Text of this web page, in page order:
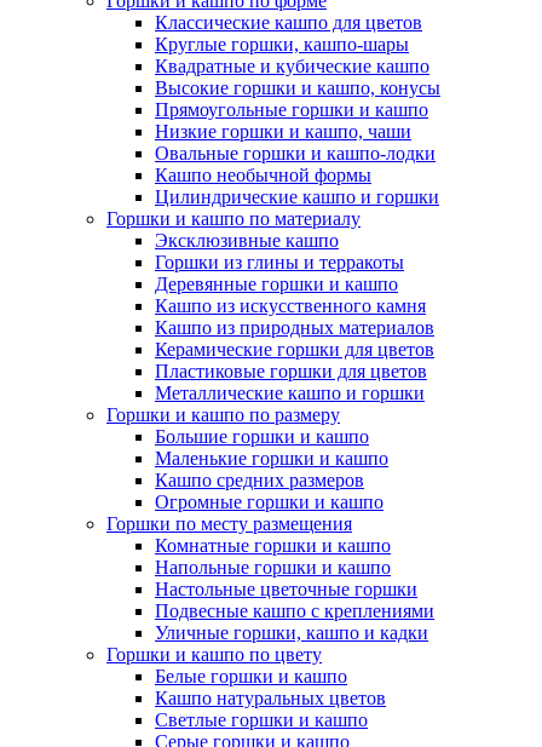
Классические кашпо для цветов
Круглые горшки, кашпо-шары
Квадратные и кубические кашпо
Высокие горшки и кашпо, конусы
Прямоугольные горшки и кашпо
Низкие горшки и кашпо, чаши
Овальные горшки и кашпо-лодки
Кашпо необычной формы
Цилиндрические кашпо и горшки
Горшки и кашпо по материалу
Эксклюзивные кашпо
Горшки из глины и терракоты
Деревянные горшки и кашпо
Кашпо из искусственного камня
Кашпо из природных материалов
Керамические горшки для цветов
Пластиковые горшки для цветов
Металлические кашпо и горшки
Горшки и кашпо по размеру
Большие горшки и кашпо
Маленькие горшки и кашпо
Кашпо средних размеров
Огромные горшки и кашпо
Горшки по месту размещения
Комнатные горшки и кашпо
Напольные горшки и кашпо
Настольные цветочные горшки
Подвесные кашпо с креплениями
Уличные горшки, кашпо и кадки
Горшки и кашпо по цвету
Белые горшки и кашпо
Кашпо натуральных цветов
Светлые горшки и кашпо
Серые горшки и кашпо